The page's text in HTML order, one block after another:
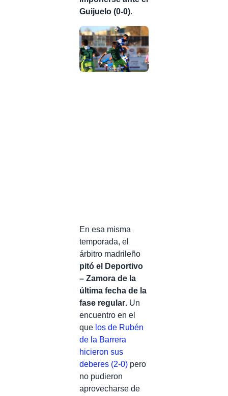
Guijuelo (0-0).
En esa misma
temporada, el
árbitro madrileño
pitó el Deportivo
– Zamora de la
última fecha de la
fase regular. Un
encuentro en el
que los de Rubén
de la Barrera
hicieron sus
deberes (2-0) pero
no pudieron
aprovecharse de